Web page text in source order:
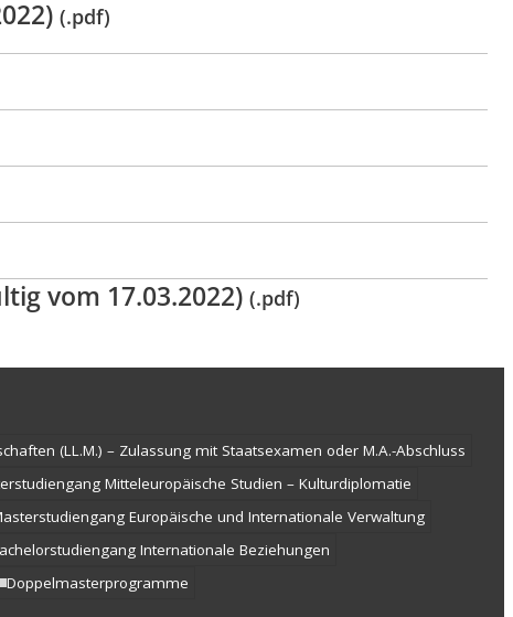
(.pdf)
vom 17.03.2022) (.pdf)
(LL.M.) – Zulassung mit Staatsexamen oder M.A.-Abschluss
Mitteleuropäische Studien – Kulturdiplomatie
Europäische und Internationale Verwaltung
Internationale Beziehungen
Doppelmasterprogramme